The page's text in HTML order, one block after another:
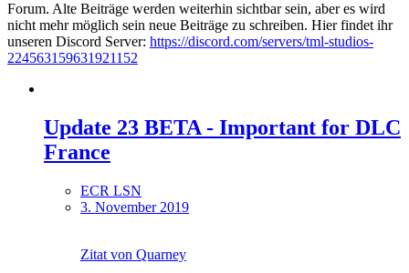
Forum. Alte Beiträge werden weiterhin sichtbar sein, aber es wird
nicht mehr möglich sein neue Beiträge zu schreiben. Hier findet ihr
unseren Discord Server: https://discord.com/servers/tml-studios-
224563159631921152
Update 23 BETA - Important for DLC
France
ECR LSN
3. November 2019
Zitat von Quarney